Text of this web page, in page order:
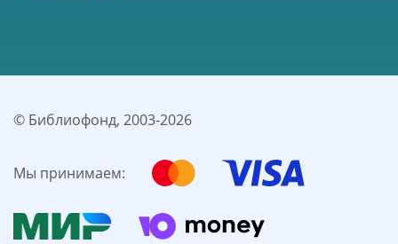
© Библиофонд, 2003-2026
Мы принимаем: